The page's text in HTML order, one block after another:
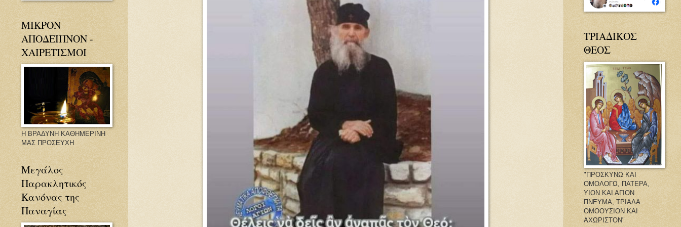
ΜΙΚΡΟΝ
ΑΠΟΔΕΙΠΝΟΝ -
ΧΑΙΡΕΤΙΣΜΟΙ
Η ΒΡΑΔΥΝΗ ΚΑΘΗΜΕΡΙΝΗ
ΜΑΣ ΠΡΟΣΕΥΧΗ
Μεγάλος
Παρακλητικός
Κανόνας της
Παναγίας
ΤΡΙΑΔΙΚΟΣ
ΘΕΟΣ
"ΠΡΟΣΚΥΝΩ ΚΑΙ
ΟΜΟΛΟΓΩ, ΠΑΤΕΡΑ,
ΥΙΟΝ ΚΑΙ ΑΓΙΟΝ
ΠΝΕΥΜΑ, ΤΡΙΑΔΑ
ΟΜΟΟΥΣΙΟΝ ΚΑΙ
ΑΧΩΡΙΣΤΟΝ"